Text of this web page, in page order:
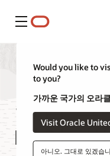
메뉴
Would you like to
to you?
가까운 국가의 오라
Visit Oracle
아니오. 그대로 있겠습
통합 그
데이터